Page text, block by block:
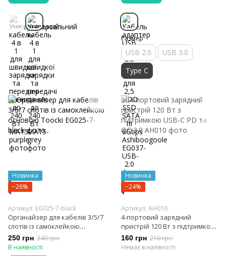
Размер
USB 2.0
USB 3.0
Type C
Новинка
−26%
Артикул: EG025-7-black
Органайзер для кабелів 3/5/7
слотів із самоклейкою
основою Toocki
250 грн 340 грн
В наявності
Новинка
−24%
Артикул: AH010
4-портовий зарядний
пристрій 120 Вт з підтримкою
USB-C PD та QC 3.0
160 грн 210 грн
Немає в наявності